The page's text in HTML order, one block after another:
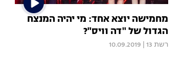
מחמישה יוצא אחד: מי יהיה המנצח
הגדול של "דה וויס"?
רשת 13 10.09.2019